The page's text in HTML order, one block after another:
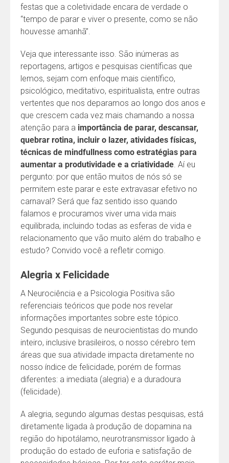
festas que a coletividade encara de verdade o
“tempo de parar e viver o presente, como se não
houvesse amanhã”.
Veja que interessante isso. São inúmeras as
reportagens, artigos e pesquisas científicas que
lemos, sejam com enfoque mais científico,
psicológico, meditativo, espiritualista, entre outras
vertentes que nos deparamos ao longo dos anos e
que crescem cada vez mais chamando a nossa
atenção para a importância de parar, descansar,
quebrar rotina, incluir o lazer, atividades físicas,
técnicas de mindfullness como estratégias para
aumentar a produtividade e a criatividade . Aí eu
pergunto: por que então muitos de nós só se
permitem este parar e este extravasar efetivo no
carnaval? Será que faz sentido isso quando
falamos e procuramos viver uma vida mais
equilibrada, incluindo todas as esferas de vida e
relacionamento que vão muito além do trabalho e
estudo? Convido você a refletir comigo.
Alegria x Felicidade
A Neurociência e a Psicologia Positiva são
referenciais teóricos que pode nos revelar
informações importantes sobre este tópico.
Segundo pesquisas de neurocientistas do mundo
inteiro, inclusive brasileiros, o nosso cérebro tem
áreas que sua atividade impacta diretamente no
nosso índice de felicidade, porém de formas
diferentes: a imediata (alegria) e a duradoura
(felicidade).
A alegria, segundo algumas destas pesquisas, está
diretamente ligada à produção de dopamina na
região do hipotálamo, neurotransmissor ligado à
produção do estado de euforia e satisfação de